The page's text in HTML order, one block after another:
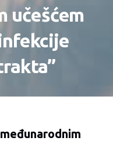
učešćem